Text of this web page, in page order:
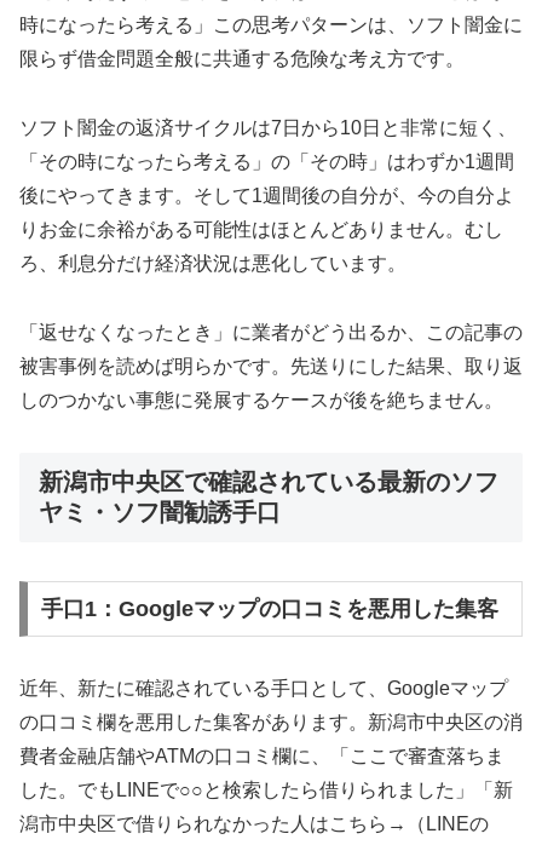
時になったら考える」この思考パターンは、ソフト闇金に
限らず借金問題全般に共通する危険な考え方です。
ソフト闇金の返済サイクルは7日から10日と非常に短く、
「その時になったら考える」の「その時」はわずか1週間
後にやってきます。そして1週間後の自分が、今の自分よ
りお金に余裕がある可能性はほとんどありません。むし
ろ、利息分だけ経済状況は悪化しています。
「返せなくなったとき」に業者がどう出るか、この記事の
被害事例を読めば明らかです。先送りにした結果、取り返
しのつかない事態に発展するケースが後を絶ちません。
新潟市中央区で確認されている最新のソフ
ヤミ・ソフ闇勧誘手口
手口1：Googleマップの口コミを悪用した集客
近年、新たに確認されている手口として、Googleマップ
の口コミ欄を悪用した集客があります。新潟市中央区の消
費者金融店舗やATMの口コミ欄に、「ここで審査落ちま
した。でもLINEで○○と検索したら借りられました」「新
潟市中央区で借りられなかった人はこちら→（LINEの